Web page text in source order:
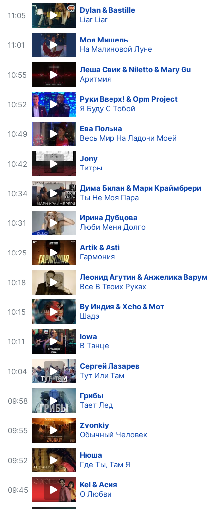
11:05
Dylan & Bastille
Liar Liar
11:01
Моя Мишель
На Малиновой Луне
10:55
Леша Свик & Niletto & Mary Gu
Аритмия
10:52
Руки Вверх! & Opm Project
Я Буду С Тобой
10:49
Ева Польна
Весь Мир На Ладони Моей
10:42
Jony
Титры
10:34
Дима Билан & Мари Краймбрери
Ты Не Моя Пара
10:31
Ирина Дубцова
Люби Меня Долго
10:25
Artik & Asti
Гармония
10:18
Леонид Агутин & Анжелика Варум
Все В Твоих Руках
10:15
By Индия & Xcho & Мот
Шадэ
10:11
Iowa
В Танце
10:04
Сергей Лазарев
Тут Или Там
09:58
Грибы
Тает Лед
09:55
Zvonkiy
Обычный Человек
09:52
Нюша
Где Ты, Там Я
09:45
Kel & Асия
О Любви